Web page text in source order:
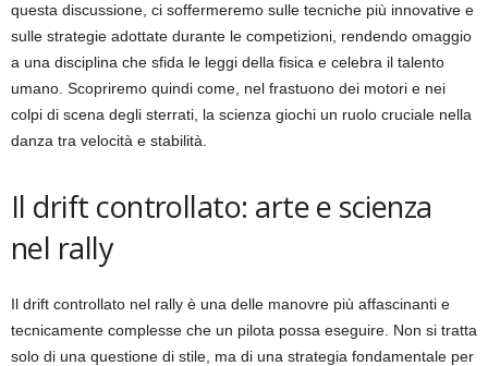
questa discussione, ci soffermeremo sulle tecniche più innovative e
sulle strategie adottate durante le competizioni, rendendo omaggio
a una disciplina che sfida le leggi della fisica e celebra il talento
umano. Scopriremo quindi come, nel frastuono dei motori e nei
colpi di scena degli sterrati, la scienza giochi un ruolo cruciale nella
danza tra velocità e stabilità.
Il drift controllato: arte e scienza
nel rally
Il drift controllato nel rally è una delle manovre più affascinanti e
tecnicamente complesse che un pilota possa eseguire. Non si tratta
solo di una questione di stile, ma di una strategia fondamentale per